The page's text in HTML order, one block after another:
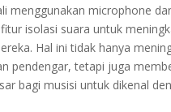
menggunakan microphone
isolasi suara untuk
Hal ini tidak hanya
pendengar, tetapi juga
bagi musisi untuk dikenal